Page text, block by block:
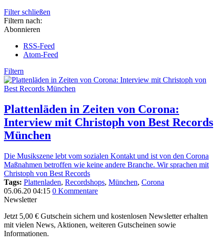
Filter schließen
Filtern nach:
Abonnieren
RSS-Feed
Atom-Feed
Filtern
Plattenläden in Zeiten von Corona:
Interview mit Christoph von Best Records
München
Die Musikszene lebt vom sozialen Kontakt und ist von den Corona
Maßnahmen betroffen wie keine andere Branche. Wir sprachen mit
Christoph von Best Records
Tags: Plattenladen, Recordshops, München, Corona
05.06.20 04:15 0 Kommentare
Newsletter
Jetzt 5,00 € Gutschein sichern und kostenlosen Newsletter erhalten
mit vielen News, Aktionen, weiteren Gutscheinen sowie
Informationen.